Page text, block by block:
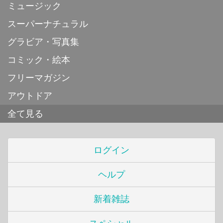
ミュージック
スーパーナチュラル
グラビア・写真集
コミック・絵本
フリーマガジン
アウトドア
全て見る
ログイン
ヘルプ
新着雑誌